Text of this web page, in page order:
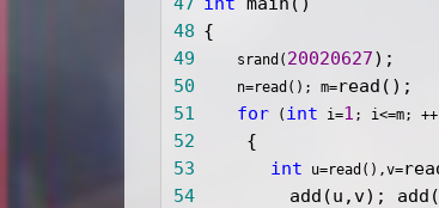
48
49
     srand(
20020627
50
     n=read(); m=
51
for ( int i=1 ; i<=m; ++
52
53
int u=read(),v=
54